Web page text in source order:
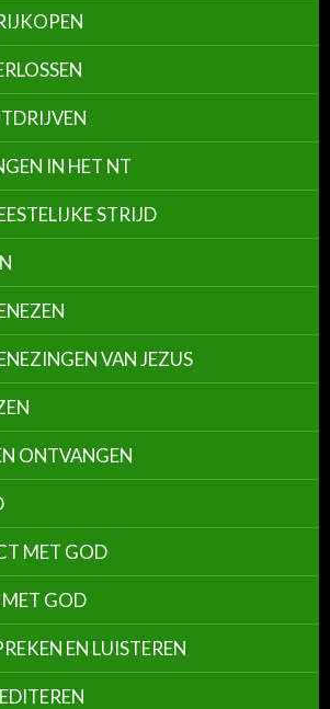
IN HET NT
STRIJD
VAN JEZUS
ONTVANGEN
MET GOD
GOD
EN LUISTEREN